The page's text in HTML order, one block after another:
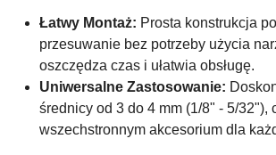
Łatwy Montaż: Prosta konstrukcja
przesuwanie bez potrzeby użycia
oszczędza czas i ułatwia obsługę.
Uniwersalne Zastosowanie:
średnicy od 3 do 4 mm (1/8" - 5/32"),
wszechstronnym akcesorium dla